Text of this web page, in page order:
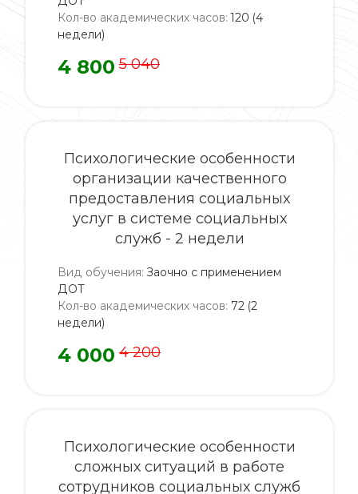
Кол-во академических часов: 120 (4
недели)
4 800 5 040
Психологические особенности
организации качественного
предоставления социальных
услуг в системе социальных
служб - 2 недели
Вид обучения: Заочно с применением
ДОТ
Кол-во академических часов: 72 (2
недели)
4 000 4 200
Психологические особенности
сложных ситуаций в работе
сотрудников социальных служб